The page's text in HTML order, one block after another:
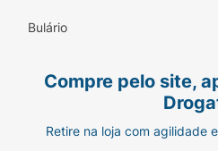
Bulário
Compre pelo site,
Retire na loja com agilidade